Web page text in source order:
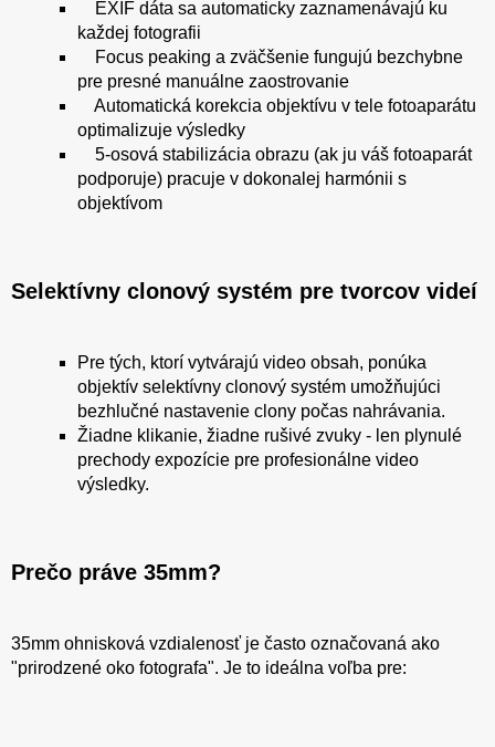
EXIF dáta sa automaticky zaznamenávajú ku
každej fotografii
Focus peaking a zväčšenie fungujú bezchybne
pre presné manuálne zaostrovanie
Automatická korekcia objektívu v tele fotoaparátu
optimalizuje výsledky
5-osová stabilizácia obrazu (ak ju váš fotoaparát
podporuje) pracuje v dokonalej harmónii s
objektívom
Selektívny clonový systém pre tvorcov videí
Pre tých, ktorí vytvárajú video obsah, ponúka
objektív selektívny clonový systém umožňujúci
bezhlučné nastavenie clony počas nahrávania.
Žiadne klikanie, žiadne rušivé zvuky - len plynulé
prechody expozície pre profesionálne video
výsledky.
Prečo práve 35mm?
35mm ohnisková vzdialenosť je často označovaná ako
"prirodzené oko fotografa". Je to ideálna voľba pre: